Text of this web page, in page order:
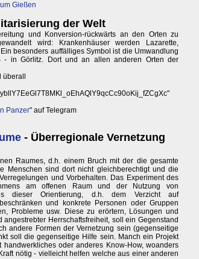
Gießen
der Welt
und Konversion-rückwärts an den Orten zu
wird: Krankenhäuser werden Lazarette,
besonders auffälliges Symbol ist die Umwandlung
- in Görlitz. Dort und an allen anderen Orten der
Panzer" auf Telegram
- Überregionale Vernetzung
Raumes, d.h. einem Bruch mit der die gesamte
Menschen sind dort nicht gleichberechtigt und die
und Vorbehalten. Das Experiment des
am offenen Raum und der Nutzung von
dieser Orientierung, d.h. dem Verzicht auf
und konkrete Personen oder Gruppen
Probleme usw. Diese zu erörtern, Lösungen und
Herrschaftsfreiheit, soll ein Gegenstand
andere Formen der Vernetzung sein (gegenseitige
soll die gegenseitige Hilfe sein. Manch ein Projekt
oder anderes Know-How, woanders
nötig - vielleicht helfen welche aus einer anderen